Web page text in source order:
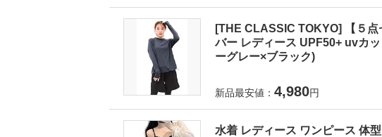
[THE CLASSIC TOKYO] 【５
バー レディース UPF50+ uvカ
ーグレー×ブラック)
新品最安値： 4,980円
水着 レディース ワンピース 体